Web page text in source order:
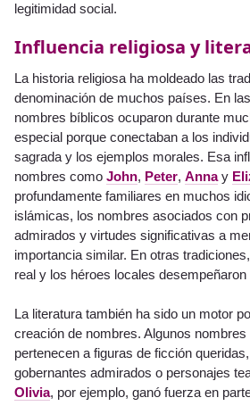
legitimidad social.
Influencia religiosa y
La historia religiosa ha moldeado las
denominación de muchos países. En
nombres bíblicos ocuparon durante
especial porque conectaban a los
sagrada y los ejemplos morales. Esa
nombres como John, Peter, Annay
profundamente familiares en muchos
islámicas, los nombres asociados con
admirados y virtudes significativas a
importancia similar. En otras
real y los héroes locales
La literatura también ha sido un motor
creación de nombres. Algunos
pertenecen a figuras de ficción
gobernantes admirados o personajes
Olivia, por ejemplo, ganó fuerza en